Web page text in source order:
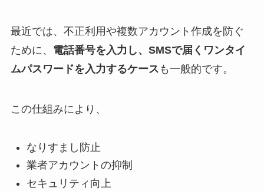
最近では、不正利用や複数アカウント作成を防ぐ
ために、 電話番号を入力し、SMSで届くワンタイ
ムパスワードを入力するケース も一般的です。
この仕組みにより、
なりすまし防止
業者アカウントの抑制
セキュリティ向上